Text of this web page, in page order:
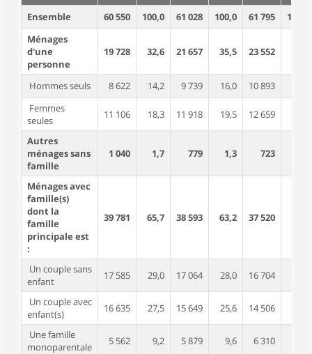
Ensemble
60 550 100,0 61 028 100,0 61 795
100,0
Ménages
d'une
personne
19 728 32,6 21 657 35,5 23 552
Hommes seuls 8 622 14,2 9 739 16,0 10 893
Femmes
seules
11 106 18,3 11 918 19,5 12 659
Autres
ménages sans
famille
1 040 1,7 779 1,3 723
Ménages avec
famille(s)
dont la
famille
principale est
:
39 781 65,7 38 593 63,2 37 520
Un couple sans
enfant
17 585 29,0 17 064 28,0 16 704
Un couple avec
enfant(s)
16 635 27,5 15 649 25,6 14 506
Une famille
monoparentale
5 562 9,2 5 879 9,6 6 310